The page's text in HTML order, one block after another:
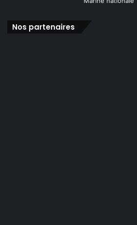
Nos partenaires